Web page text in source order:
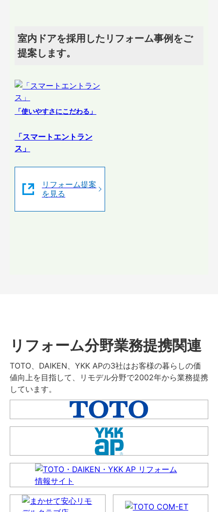
室内ドアを採用したリフォーム事例をご
提案します。
「使いやすさにこだわる」
「スマートエントラン
ス」
リフォーム提案
を見る
リフォーム分野業務提携関連
TOTO、DAIKEN、YKK APの3社はお客様の暮らしの価
値向上を目指して、リモデル分野で2002年から業務提携
しています。